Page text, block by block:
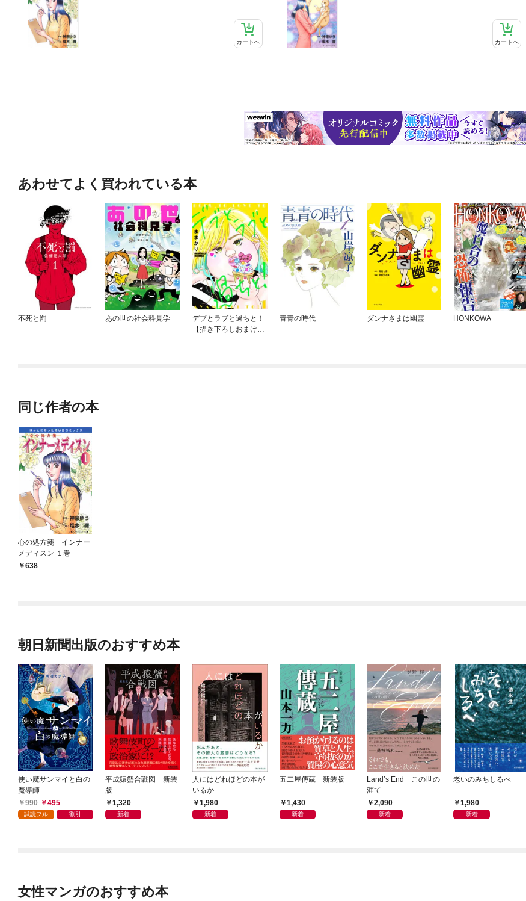
カートへ カートへ
あわせてよく買われている本
不死と罰 あの世の社会科見学
デブとラブと過ちと！
【描き下ろしおまけ付
青青の時代 ダンナさまは幽霊 HONKOWA
同じ作者の本
心の処方箋 インナー
メディスン １巻
638
朝日新聞出版のおすすめ本
使い魔サンマイと白の
魔導師
990
495
試読フル 割引
平成猿蟹合戦図 新装
版
1,320
新着
人にはどれほどの本が
いるか
1,980
新着
五二屋傳蔵 新装版
1,430
新着
Land’s End この世の
涯て
2,090
新着
老いのみちしるべ
1,980
新着
女性マンガのおすすめ本